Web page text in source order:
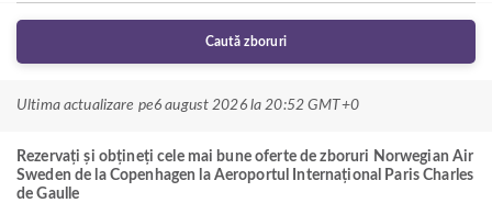
Caută zboruri
Ultima actualizare pe6 august 2026 la 20:52 GMT+0
Rezervați și obțineți cele mai bune oferte de zboruri Norwegian Air
Sweden de la Copenhagen la Aeroportul Internațional Paris Charles
de Gaulle